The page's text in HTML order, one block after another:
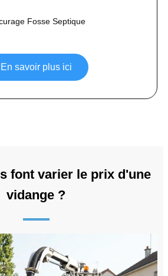
Fosse Septique
En savoir plus ici
font varier le prix d'une
vidange ?